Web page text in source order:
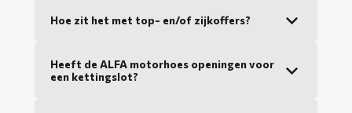
Hoe zit het met top- en/of zijkoffers?
Heeft de ALFA motorhoes openingen voor
een kettingslot?